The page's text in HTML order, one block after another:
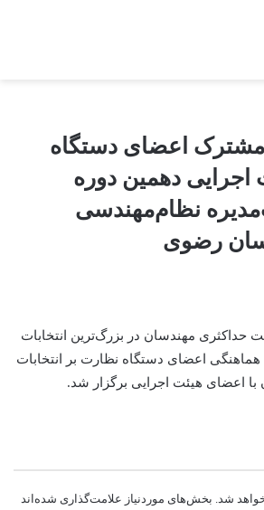
اعضای دستگاه
دهمین دوره
نظام‌مهندسی
رضوی
حداکثری مهندسان در بزرگ‌ترین انتخابات
اعضای دستگاه نظارت بر انتخابات
اعضای هیئت اجرایی برگزار شد.
شد. بخش‌های موردنیاز علامت‌گذاری شده‌اند